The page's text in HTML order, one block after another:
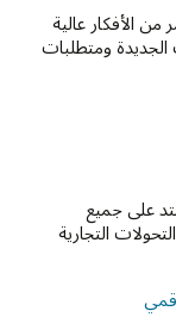
الأفكار عالية
الجديدة ومتطلبات
على جميع
التجارية